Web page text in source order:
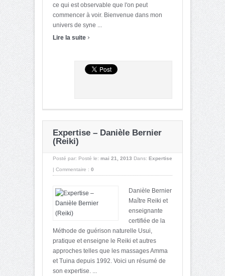
ce qui est observable que l'on peut
commencer à voir. Bienvenue dans mon
univers de syne ...
Lire la suite ›
Expertise – Danièle Bernier
(Reiki)
Posté par: Posté le: mai 21, 2013 Dans: Expertise
| Commentaire : 0
Danièle Bernier
Maître Reiki et
enseignante
certifiée de la
Méthode de guérison naturelle Usui,
pratique et enseigne le Reiki et autres
approches telles que les massages Amma
et Tuina depuis 1992. Voici un résumé de
son expertise. ...